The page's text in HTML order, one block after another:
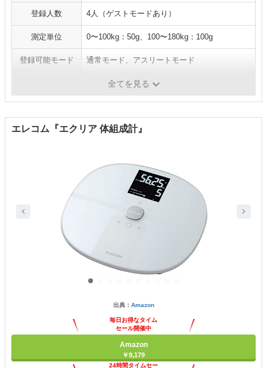
登録人数 4人（ゲストモードあり）
測定単位 0〜100kg：50g、100〜180kg：100g
登録可能モード 通常モード、アスリートモード
Bluetooth通信
全てを見る
エレコム『エクリア 体組成計』
出典： Amazon
毎日お得なタイム
セール開催中
Amazon
￥9,179
24時間タイムセー